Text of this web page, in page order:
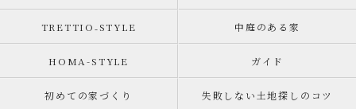
TRETTIO₋STYLE 中庭のある家
HOMA-STYLE ガイド
初めての家づくり 失敗しない土地探しのコツ